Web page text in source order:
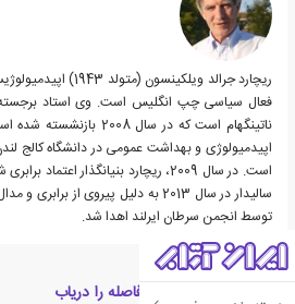
ریچارد جرالد
فعال سیاسی چپ انگلیس است. وی استاد برجسته
ناتینگهام است که در سال
اپیدمیولوژی و بهداشت عمومی در دانشگاه کالج
است. در سال 2009، ریچارد بنیانگذار
توسط انجمن سرطان ایرلند اهدا شد.
دسته بندی های کتاب فاصله را دریاب